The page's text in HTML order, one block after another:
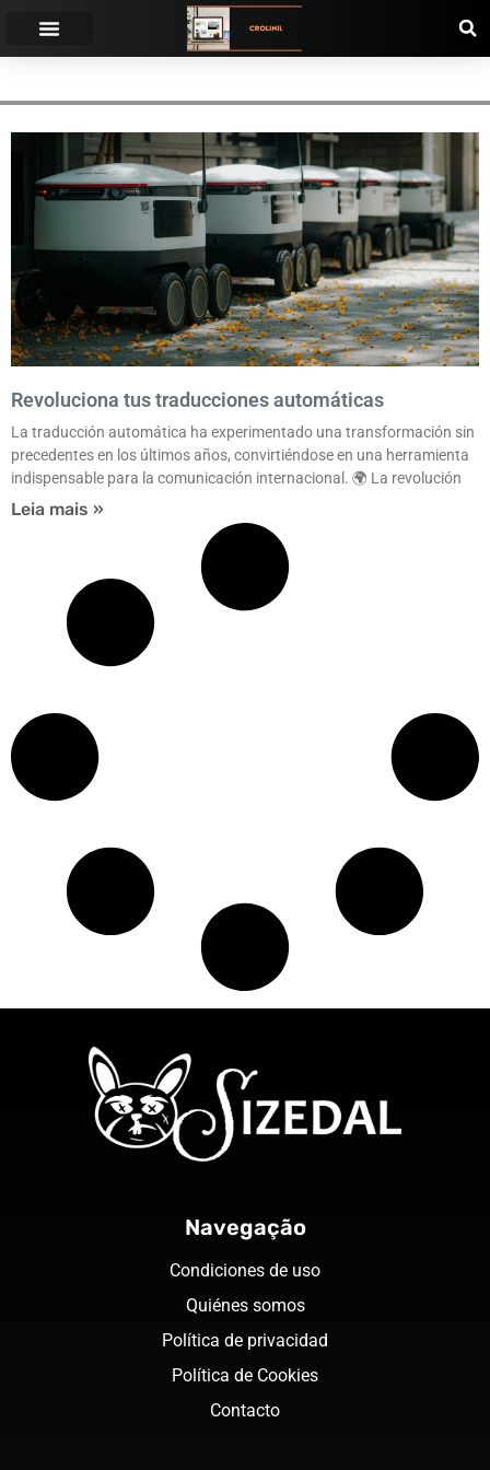
Revoluciona tus traducciones automáticas
La traducción automática ha experimentado una transformación sin
precedentes en los últimos años, convirtiéndose en una herramienta
indispensable para la comunicación internacional. 🌍 La revolución
Leia mais »
Navegação
Condiciones de uso
Quiénes somos
Política de privacidad
Política de Cookies
Contacto